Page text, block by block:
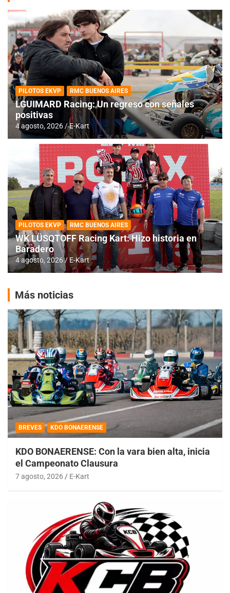
PILOTOS EKVP RMC BUENOS AIRES
LGUIMARD Racing: Un regreso con señales
positivas
4 agosto, 2026 E-Kart
PILOTOS EKVP RMC BUENOS AIRES
WK LÜSQTOFF Racing Kart: Hizo historia en
Baradero
4 agosto, 2026 E-Kart
Más noticias
BREVES KDO BONAERENSE
KDO BONAERENSE: Con la vara bien alta, inicia
el Campeonato Clausura
7 agosto, 2026 E-Kart